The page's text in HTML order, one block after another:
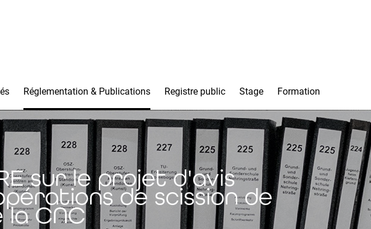
Réglementation & Publications Registre public Stage Formation
sur le projet d'avis
de scission de
CNC